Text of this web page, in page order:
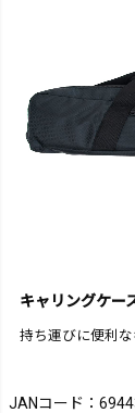
キャリングケー
持ち運びに便利
JANコード：